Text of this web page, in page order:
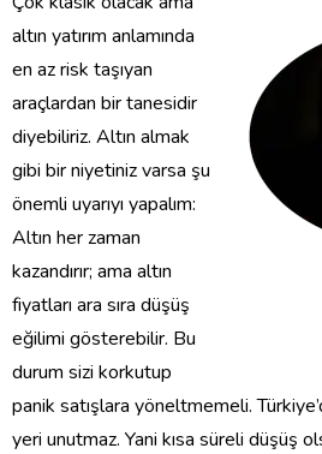
altın yatırım anlamında
en az risk taşıyan
araçlardan bir tanesidir
diyebiliriz. Altın almak
gibi bir niyetiniz varsa şu
önemli uyarıyı yapalım:
Altın her zaman
kazandırır; ama altın
fiyatları ara sıra düşüş
eğilimi gösterebilir. Bu
durum sizi korkutup
panik satışlara yöneltmemeli.
yeri unutmaz. Yani kısa süreli düşüş